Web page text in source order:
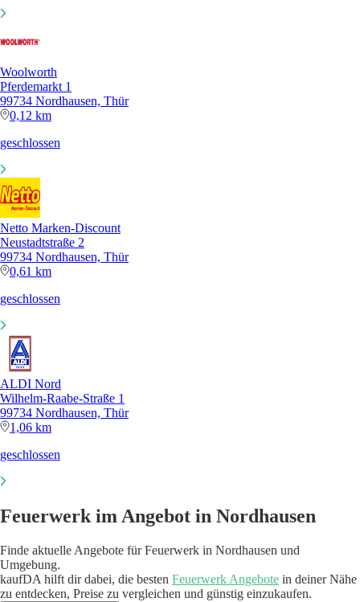
Woolworth
Pferdemarkt 1
99734 Nordhausen, Thür
0,12 km
geschlossen
Netto Marken-Discount
Neustadtstraße 2
99734 Nordhausen, Thür
0,61 km
geschlossen
ALDI Nord
Wilhelm-Raabe-Straße 1
99734 Nordhausen, Thür
1,06 km
geschlossen
Feuerwerk im Angebot in Nordhausen
Finde aktuelle Angebote für Feuerwerk in Nordhausen und
Umgebung.
kaufDA hilft dir dabei, die besten Feuerwerk Angebote in deiner Nähe
zu entdecken, Preise zu vergleichen und günstig einzukaufen.